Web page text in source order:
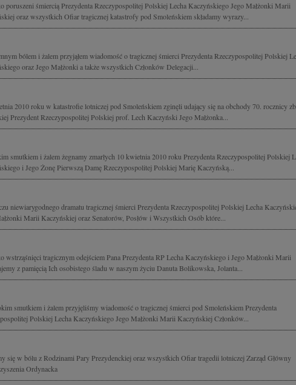
poruszeni śmiercią Prezydenta Rzeczypospolitej Polskiej Lecha Kaczyńskiego Jego Małżonki Marii
oraz wszystkich Ofiar tragicznej katastrofy pod Smoleńskiem składamy wyrazy...
bólem i żalem przyjąłem wiadomość o tragicznej śmierci Prezydenta Rzeczypospolitej Polskiej
oraz Jego Małżonki a także wszystkich Członków Delegacji...
2010 roku w katastrofie lotniczej pod Smoleńskiem zginęli udający się na obchody 70. rocznicy
Prezydent Rzeczypospolitej Polskiej prof. Lech Kaczyński Jego Małżonka...
smutkiem i żalem żegnamy zmarłych 10 kwietnia 2010 roku Prezydenta Rzeczypospolitej Polskiej
i Jego Żonę Pierwszą Damę Rzeczypospolitej Polskiej Marię Kaczyńską...
niewiarygodnego dramatu tragicznej śmierci Prezydenta Rzeczypospolitej Polskiej Lecha
Marii Kaczyńskiej oraz Senatorów, Posłów i Wszystkich Osób które...
wstrząśnięci tragicznym odejściem Pana Prezydenta RP Lecha Kaczyńskiego i Jego Małżonki Marii
z pamięcią Ich osobistego śladu w naszym życiu Danuta Bolikowska, Jolanta...
smutkiem i żalem przyjęliśmy wiadomość o tragicznej śmierci pod Smoleńskiem Prezydenta
Polskiej Lecha Kaczyńskiego Jego Małżonki Marii Kaczyńskiej Członków...
się w bólu z Rodzinami Pary Prezydenckiej oraz wszystkich Ofiar tragedii lotniczej Zarząd Główny
Ordynacka